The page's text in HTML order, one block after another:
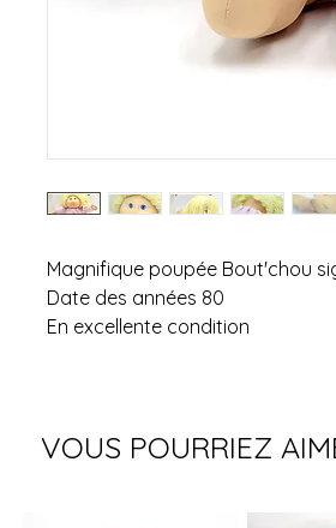
Magnifique poupée Bout'chou
Date des années 80
En excellente condition
VOUS POURRIEZ